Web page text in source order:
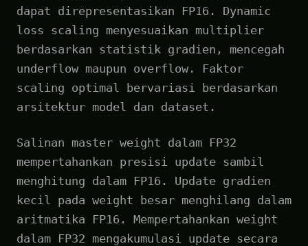
dapat direpresentasikan FP16. Dynamic
loss scaling menyesuaikan multiplier
berdasarkan statistik gradien, mencegah
underflow maupun overflow. Faktor
scaling optimal bervariasi berdasarkan
arsitektur model dan dataset.
Salinan master weight dalam FP32
mempertahankan presisi update sambil
menghitung dalam FP16. Update gradien
kecil pada weight besar menghilang dalam
aritmatika FP16. Mempertahankan weight
dalam FP32 mengakumulasi update secara